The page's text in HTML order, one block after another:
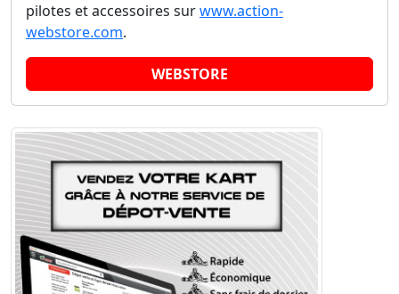
pilotes et accessoires surwww.action-
webstore.com.
WEBSTORE